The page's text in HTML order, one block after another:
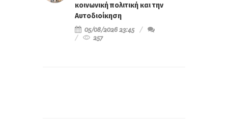
κοινωνική πολιτική και την
Αυτοδιοίκηση
05/08/2026 23:45
257